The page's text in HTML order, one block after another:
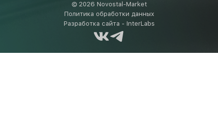
© 2026 Novostal-Market
Политика обработки данных
Разработка сайта - InterLabs